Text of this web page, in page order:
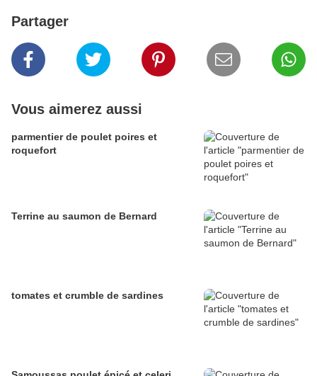
Partager
Vous aimerez aussi
parmentier de poulet poires et
roquefort
Terrine au saumon de Bernard
tomates et crumble de sardines